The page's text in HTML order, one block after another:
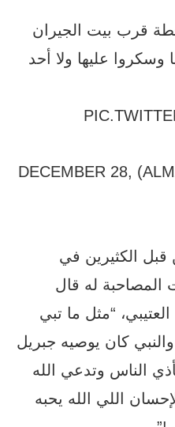
قرب بيت الجيران
عليها ولا أحد
— المجلس (@ALMAJLLISS) DECEMBER 28,
قبل الكثيرين في
المصاحبة له قال
“مثل ما تبي
كان يوصيه جبريل
الناس وتدعي الله
اللي الله يحبه